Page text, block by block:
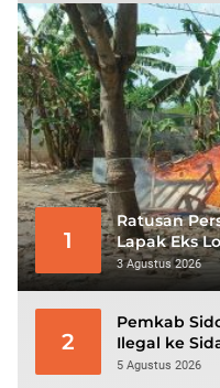
1
Ratusan
Lapak Eks
3 Agustus 2026
2
Pemkab
Ilegal ke
5 Agustus 2026